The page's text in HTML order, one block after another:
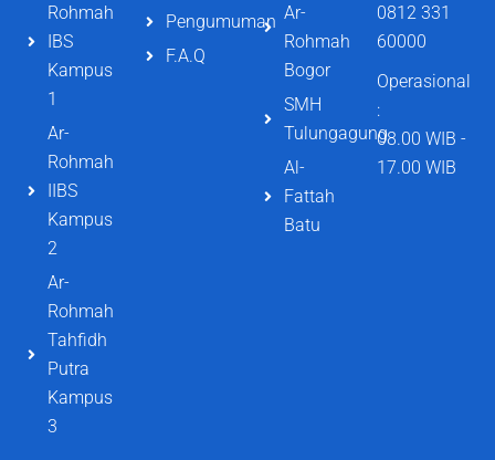
Rohmah
IBS
Kampus
1
Ar-
Rohmah
IIBS
Kampus
2
Ar-
Rohmah
Tahfidh
Putra
Kampus
3
Pengumuman
F.A.Q
0812 331
60000
Operasional
:
08.00 WIB -
17.00 WIB
Ar-
Rohmah
Bogor
SMH
Tulungagung
Al-
Fattah
Batu